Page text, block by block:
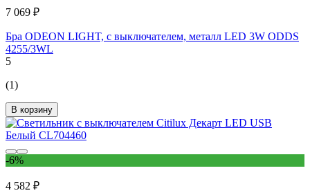
7 069 ₽
Бра ODEON LIGHT, с выключателем, металл LED 3W ODDS
4255/3WL
5
(1)
В корзину
-6%
4 582 ₽